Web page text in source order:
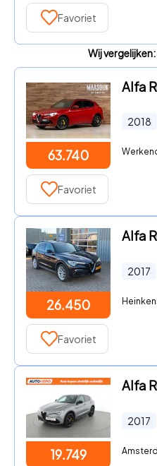
Favoriet
Wij vergelijken:
63.740
2018
Favoriet
26.450
2017
Favoriet
19.749
2017